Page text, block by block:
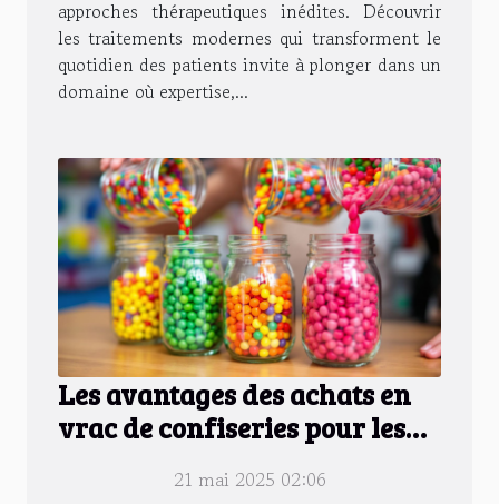
approches thérapeutiques inédites. Découvrir
les traitements modernes qui transforment le
quotidien des patients invite à plonger dans un
domaine où expertise,...
Les avantages des achats en
vrac de confiseries pour les
21 mai 2025 02:06